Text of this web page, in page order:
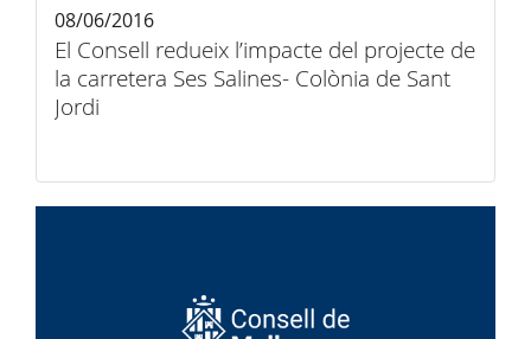
El Consell redueix l’impacte del projecte de
la carretera Ses Salines- Colònia de Sant
Jordi
08/06/2016